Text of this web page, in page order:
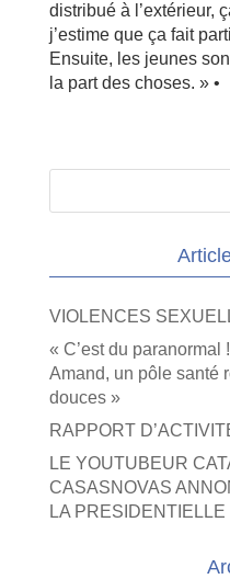
distribué à l’extérieur,
j’estime que ça fait
Ensuite, les jeunes
la part des choses. » •
VIOLENCES
« C’est du paranormal
Amand, un pôle santé
douces »
RAPPORT
LE YOUTUBEUR
CASASNOVAS
LA PRESIDENTIELLE